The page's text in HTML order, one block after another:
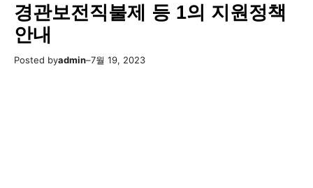
경관보전직불제 등 1의 지원정책
안내
Posted byadmin–7월 19, 2023